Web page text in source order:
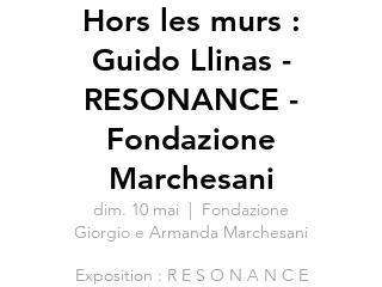
Hors les murs :
Guido Llinas -
RESONANCE -
Fondazione
Marchesani
dim. 10 mai
  |
Fondazione
Giorgio e Armanda Marchesani
Exposition : R E S O N A N C E